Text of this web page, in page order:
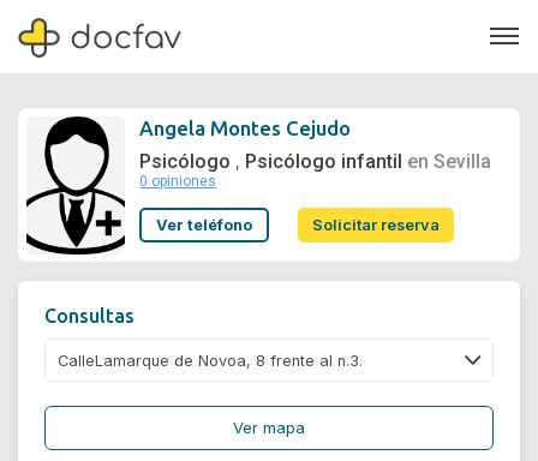
Soporte
Angela Montes Cejudo
Psicólogo , Psicólogo infantil en Sevilla
0 opiniones
Ver teléfono Solicitar reserva
Consultas
Ver mapa